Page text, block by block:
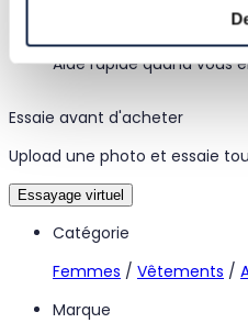
Aide rapide quand vous
Essaie avant d'acheter
Upload une photo et essaie
Essayage virtuel
Catégorie
Femmes / Vêtements /
Marque